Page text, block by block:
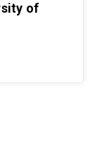
of